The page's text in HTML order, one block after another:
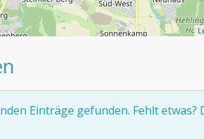
Einträge gefunden. Fehlt etwas?